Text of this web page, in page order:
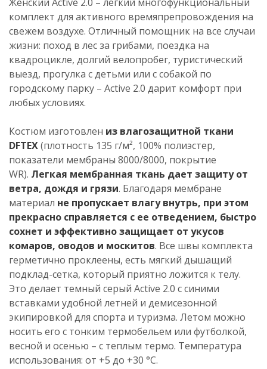
комплект для активного времяпрепровождения на
свежем воздухе. Отличный помощник на все случаи
жизни: поход в лес за грибами, поездка на
квадроцикле, долгий велопробег, туристический
выезд, прогулка с детьми или с собакой по
городскому парку – Active 2.0 дарит комфорт при
любых условиях.
Костюм изготовлен из влагозащитной ткани
DFTEX(плотность 135 г/м², 100% полиэстер,
показатели мембраны 8000/8000, покрытие
WR). Легкая мембранная ткань дает защиту от
ветра, дождя и грязи. Благодаря мембране
материал не пропускает влагу внутрь, при этом
прекрасно справляется с ее отведением, быстро
сохнет и эффективно защищает от укусов
комаров, оводов и москитов. Все швы комплекта
герметично проклеены, есть мягкий дышащий
подклад-сетка, который приятно ложится к телу.
Это делает темный серый Active 2.0 с синими
вставками удобной летней и демисезонной
экипировкой для спорта и туризма. Летом можно
носить его с тонким термобельем или футболкой,
весной и осенью – с теплым термо. Температура
использования: от +5 до +30 °С.